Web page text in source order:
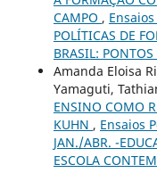
CAMPO ,
POLÍTICAS DE
BRASIL:
Amanda Eloisa
Yamaguti,
ENSINO COMO
KUHN , Ensaios
JAN./ABR. -
ESCOLA